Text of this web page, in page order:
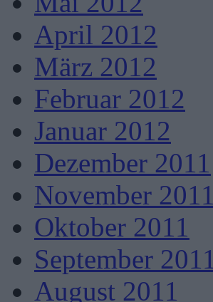
April 2012
März 2012
Februar 2012
Januar 2012
Dezember 2011
November 2011
Oktober 2011
September 2011
August 2011